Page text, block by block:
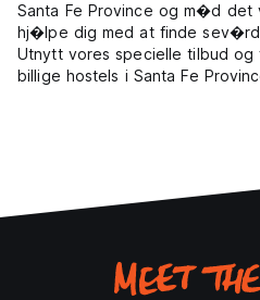
Santa Fe Province og m�d det
hj�lpe dig med at finde
Utnytt vores specielle tilbud
billige hostels i Santa Fe